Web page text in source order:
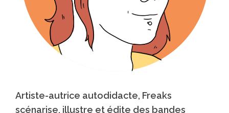
Artiste-autrice autodidacte, Freaks
scénarise, illustre et édite des bandes